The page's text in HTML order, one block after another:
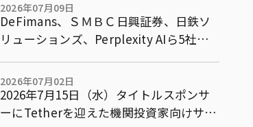
2026年07月09日
DeFimans、ＳＭＢＣ日興証券、日鉄ソ
リューションズ、Perplexity AIら5社で
ビトラージ取引等に関する共同実証実験
の基本合意書を締結
2026年07月02日
2026年7月15日（水）タイトルスポンサ
ーにTetherを迎えた機関投資家向けサミ